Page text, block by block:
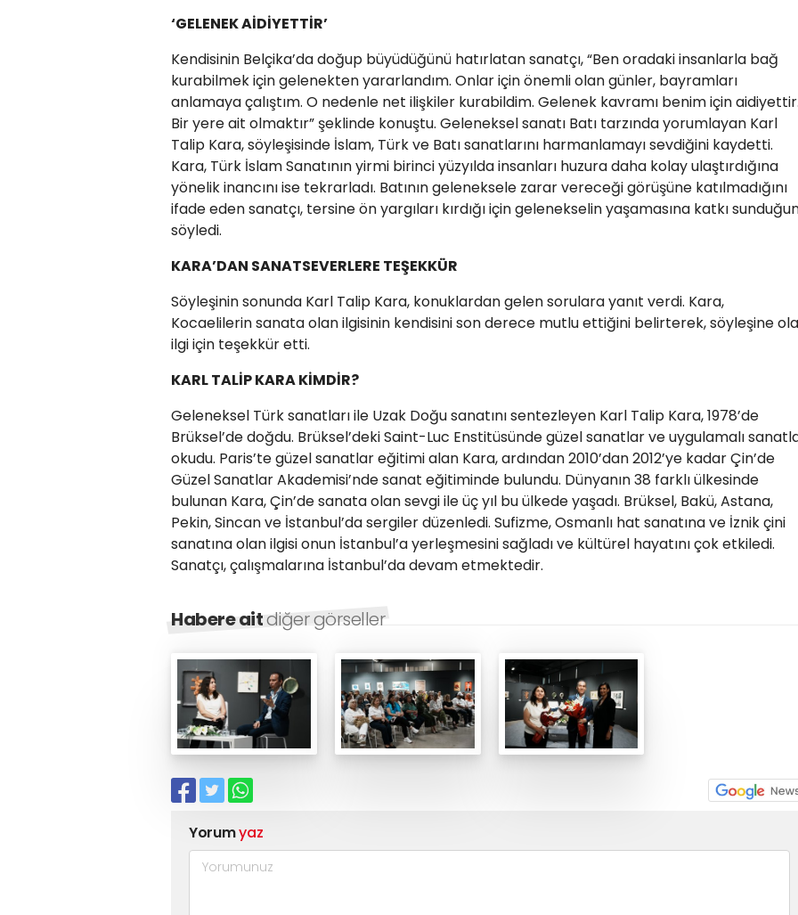
‘GELENEK AİDİYETTİR’
Kendisinin Belçika’da doğup büyüdüğünü hatırlatan sanatçı, “Ben oradaki insanlarla bağ
kurabilmek için gelenekten yararlandım. Onlar için önemli olan günler, bayramları
anlamaya çalıştım. O nedenle net ilişkiler kurabildim. Gelenek kavramı benim için
Bir yere ait olmaktır” şeklinde konuştu. Geleneksel sanatı Batı tarzında yorumlayan Karl
Talip Kara, söyleşisinde İslam, Türk ve Batı sanatlarını harmanlamayı sevdiğini kaydetti.
Kara, Türk İslam Sanatının yirmi birinci yüzyılda insanları huzura daha kolay ulaştırdığına
yönelik inancını ise tekrarladı. Batının geleneksele zarar vereceği görüşüne katılmadığını
ifade eden sanatçı, tersine ön yargıları kırdığı için gelenekselin yaşamasına katkı
söyledi.
KARA’DAN SANATSEVERLERE TEŞEKKÜR
Söyleşinin sonunda Karl Talip Kara, konuklardan gelen sorulara yanıt verdi. Kara,
Kocaelilerin sanata olan ilgisinin kendisini son derece mutlu ettiğini belirterek, söyleşine
ilgi için teşekkür etti.
KARL TALİP KARA KİMDİR?
Geleneksel Türk sanatları ile Uzak Doğu sanatını sentezleyen Karl Talip Kara, 1978’de
Brüksel’de doğdu. Brüksel’deki Saint-Luc Enstitüsünde güzel sanatlar ve uygulamalı
okudu. Paris’te güzel sanatlar eğitimi alan Kara, ardından 2010’dan 2012’ye kadar Çin’de
Güzel Sanatlar Akademisi’nde sanat eğitiminde bulundu. Dünyanın 38 farklı ülkesinde
bulunan Kara, Çin’de sanata olan sevgi ile üç yıl bu ülkede yaşadı. Brüksel, Bakü, Astana,
Pekin, Sincan ve İstanbul’da sergiler düzenledi. Sufizme, Osmanlı hat sanatına ve İznik çini
sanatına olan ilgisi onun İstanbul’a yerleşmesini sağladı ve kültürel hayatını çok etkiledi.
Sanatçı, çalışmalarına İstanbul’da devam etmektedir.
Habere aitdiğer görseller
Yorumyaz